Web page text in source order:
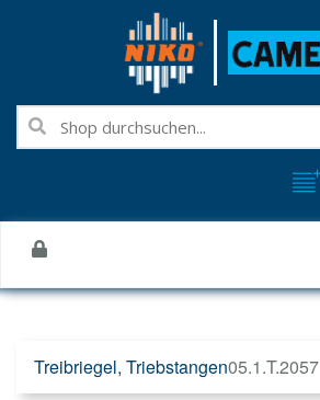
Treibriegel, Triebstangen05.1.T.2057